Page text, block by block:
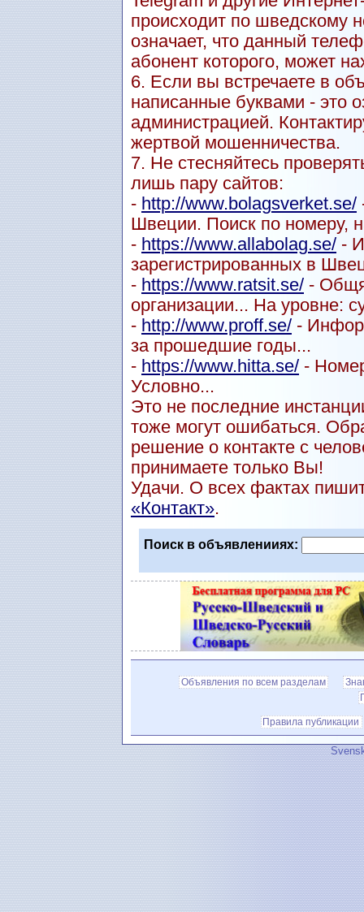
происходит по шведскому
означает, что данный
абонент которого, может
6. Если вы встречаете в
написанные буквами - это
администрацией.
жертвой мошенничества.
7. Не стесняйтесь
лишь пару сайтов:
- http://www.bolagsverket.se/
Швеции. Поиск по номеру,
- https://www.allabolag.se/ -
зарегистрированных в
- https://www.ratsit.se/ -
организации... На уровне:
- http://www.proff.se/ -
за прошедшие годы...
- https://www.hitta.se/ -
Условно...
Это не последние
тоже могут ошибаться.
решение о контакте с
принимаете только Вы!
Удачи. О всех фактах
«Контакт».
Поиск в объявленииях:
Объявления по всем разделам
Правила публикации